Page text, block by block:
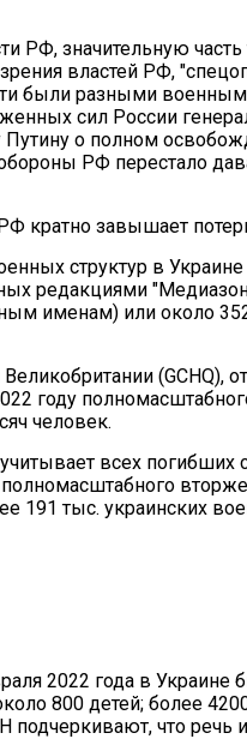
РФ, значительную часть
властей РФ,
были разными
сил России
о полном
РФ перестало
кратно завышает
структур в Украине
редакциями
именам) или около
(GCHQ),
году
человек.
всех погибших
191 тыс. украинских
2022 года в Украине
800 детей; более
что речь